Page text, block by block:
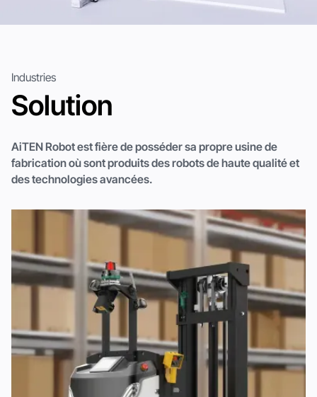
Industries
Solution
AiTEN Robot est fière de posséder sa propre usine de
fabrication où sont produits des robots de haute qualité et
des technologies avancées.